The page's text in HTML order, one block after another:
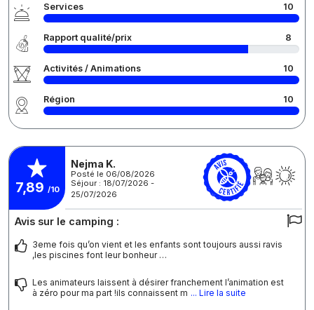
Services 10
Rapport qualité/prix 8
Activités / Animations 10
Région 10
7,89 /10
Nejma K.
Posté le 06/08/2026
Séjour : 18/07/2026 -
25/07/2026
Avis sur le camping :
3eme fois qu’on vient et les enfants sont toujours aussi ravis
,les piscines font leur bonheur …
Les animateurs laissent à désirer franchement l’animation est
à zéro pour ma part !ils connaissent m ... Lire la suite